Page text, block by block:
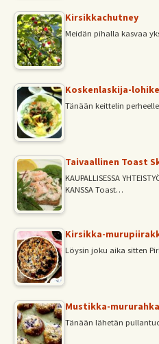
Kirsikkachutney
Meidän pihalla kasvaa
Koskenlaskija-
Tänään keittelin
Taivaallinen Toast
KAUPALLISESSA
KANSSA Toast…
Kirsikka-
Löysin joku aika sitten
Mustikka-
Tänään lähetän